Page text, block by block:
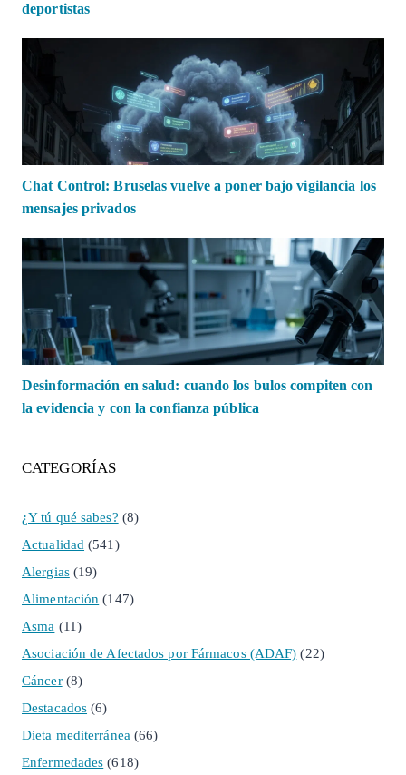
deportistas
Chat Control: Bruselas vuelve a poner bajo vigilancia los
mensajes privados
Desinformación en salud: cuando los bulos compiten con
la evidencia y con la confianza pública
CATEGORÍAS
¿Y tú qué sabes? (8)
Actualidad (541)
Alergias(19)
Alimentación (147)
Asma (11)
Asociación de Afectados por Fármacos (ADAF) (22)
Cáncer(8)
Destacados (6)
Dieta mediterránea (66)
Enfermedades (618)